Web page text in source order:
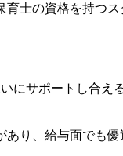
士の資格を持つ
にサポートし合え
り、給与面でも優